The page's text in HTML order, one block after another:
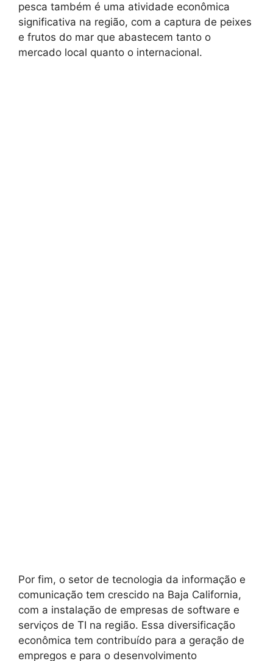
pesca também é uma atividade econômica
significativa na região, com a captura de peixes
e frutos do mar que abastecem tanto o
mercado local quanto o internacional.
Por fim, o setor de tecnologia da informação e
comunicação tem crescido na Baja California,
com a instalação de empresas de software e
serviços de TI na região. Essa diversificação
econômica tem contribuído para a geração de
empregos e para o desenvolvimento